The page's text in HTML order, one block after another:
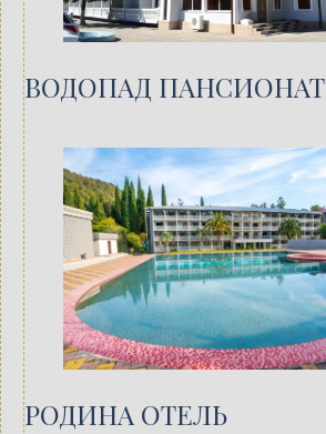
ВОДОПАД ПАНСИОНАТ
РОДИНА ОТЕЛЬ